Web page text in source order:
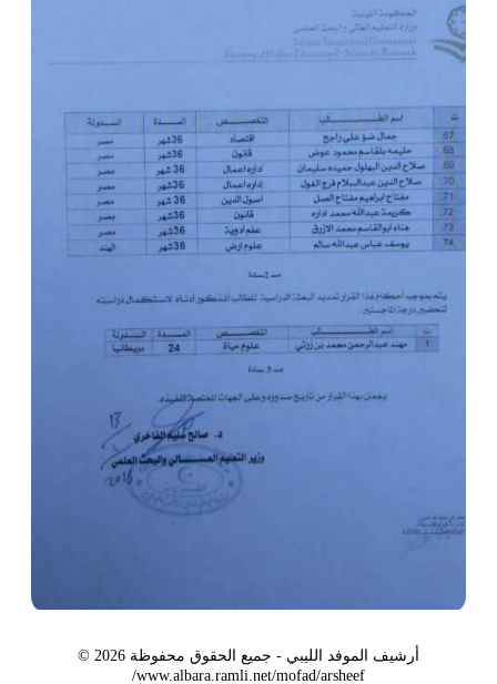
أرشيف الموفد الليبي - جميع الحقوق محفوظة 2026 ©
www.albara.ramli.net/mofad/arsheef/